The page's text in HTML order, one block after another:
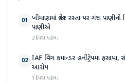
01 ખીમાણામાં જાહેર રસ્તા પર ગંદા
પાણીએ
2 દિવસ પહેલા
02 IAF વિંગ કમાન્ડર હનીટ્રેપમાં ફસાયા,
આરોપ
1 દિવસ પહેલા